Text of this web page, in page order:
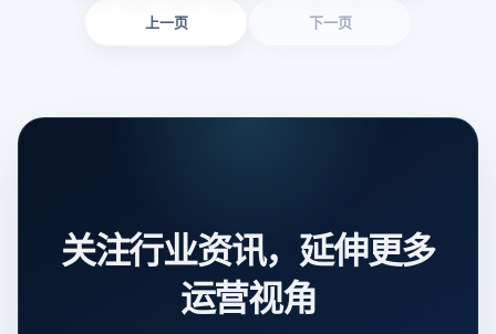
上一页 下一页
关注行业资讯，延伸更多
运营视角